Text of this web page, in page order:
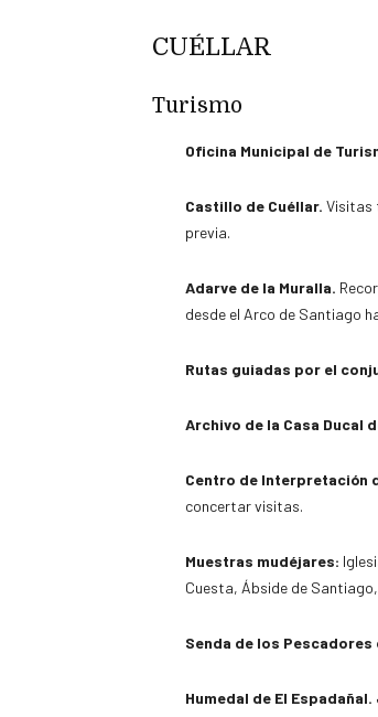
CUÉLLAR
Turismo
Oficina Municipal de
Castillo de Cuéllar. Visitas
previa.
Adarve de la Muralla.
desde el Arco de Santiago
Rutas guiadas por el
Archivo de la Casa Ducal
Centro de Interpretación
concertar visitas.
Muestras mudéjares:
Cuesta, Ábside de
Senda de los Pescadores
Humedal de El Espadañal.